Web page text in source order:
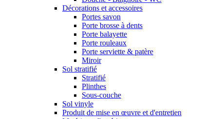
Décorations et accessoires
Portes savon
Porte brosse à dents
Porte balayette
Porte rouleaux
Porte serviette & patère
Miroir
Sol stratifié
Stratifié
Plinthes
Sous-couche
Sol vinyle
Produit de mise en œuvre et d'entretien